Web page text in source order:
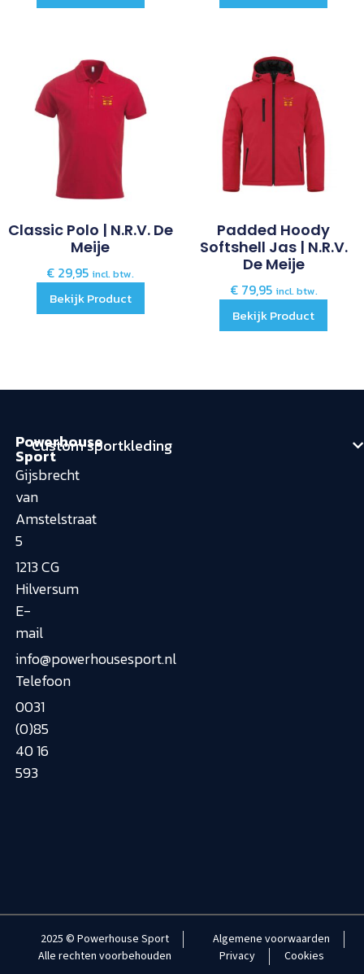
Classic Polo | N.R.V. De
Meije
€ 29,95 incl. btw.
Bekijk Product
Padded Hoody
Softshell Jas | N.R.V.
De Meije
€79,95 incl. btw.
Bekijk Product
Powerhouse
Sport
Gijsbrecht
van
Amstelstraat
5
1213 CG
Hilversum
E-
mail
info@powerhousesport.nl
Telefoon
0031
(0)85
40 16
593
Custom sportkleding
2025 © Powerhouse Sport
Alle rechten voorbehouden
Algemene voorwaarden
Privacy
Cookies